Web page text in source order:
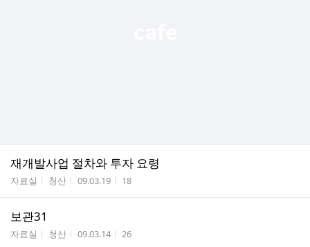
재개발사업 절차와 투자 요령
게시판명
자료실 작성자
청산 작성시간
09.03.19 조회수
18
보관31
게시판명
자료실 작성자
청산 작성시간
09.03.14 조회수
26